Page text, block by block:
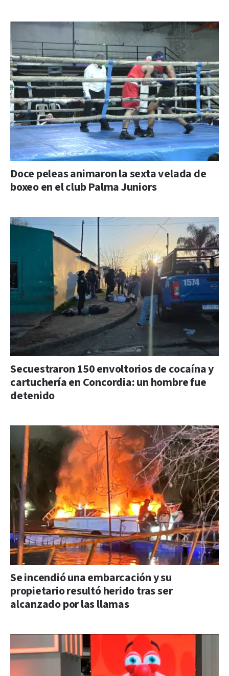
Doce peleas animaron la sexta velada de
boxeo en el club Palma Juniors
Secuestraron 150 envoltorios de cocaína y
cartuchería en Concordia: un hombre fue
detenido
Se incendió una embarcación y su
propietario resultó herido tras ser
alcanzado por las llamas